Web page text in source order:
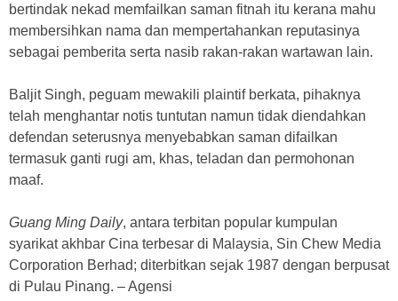
bertindak nekad memfailkan saman fitnah itu kerana mahu
membersihkan nama dan mempertahankan reputasinya
sebagai pemberita serta nasib rakan-rakan wartawan lain.
Baljit Singh, peguam mewakili plaintif berkata, pihaknya
telah menghantar notis tuntutan namun tidak diendahkan
defendan seterusnya menyebabkan saman difailkan
termasuk ganti rugi am, khas, teladan dan permohonan
maaf.
Guang Ming Daily, antara terbitan popular kumpulan
syarikat akhbar Cina terbesar di Malaysia, Sin Chew Media
Corporation Berhad; diterbitkan sejak 1987 dengan berpusat
di Pulau Pinang. – Agensi